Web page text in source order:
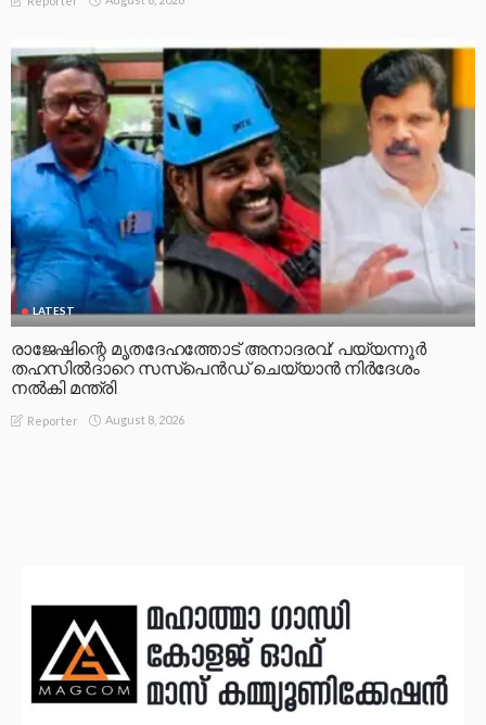
LATEST
രാജേഷിന്റെ മൃതദേഹത്തോട് അനാദരവ്: പയ്യന്നൂർ
തഹസിൽദാറെ സസ്പെൻഡ് ചെയ്യാൻ നിർദേശം
നൽകി മന്ത്രി
Reporter August 8, 2026